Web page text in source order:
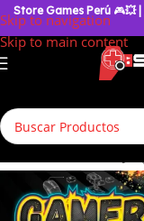
Skip to navigation
Skip to main content
Store Games Perú 🎮💥